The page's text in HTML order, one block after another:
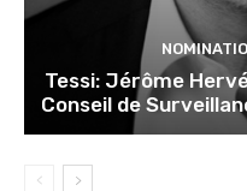
Tessi: Jérôme
Conseil de